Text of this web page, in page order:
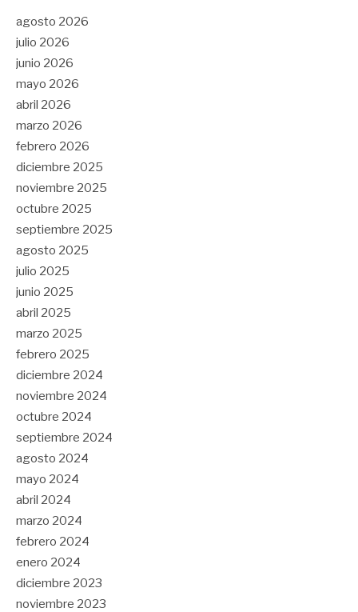
agosto 2026
julio 2026
junio 2026
mayo 2026
abril 2026
marzo 2026
febrero 2026
diciembre 2025
noviembre 2025
octubre 2025
septiembre 2025
agosto 2025
julio 2025
junio 2025
abril 2025
marzo 2025
febrero 2025
diciembre 2024
noviembre 2024
octubre 2024
septiembre 2024
agosto 2024
mayo 2024
abril 2024
marzo 2024
febrero 2024
enero 2024
diciembre 2023
noviembre 2023